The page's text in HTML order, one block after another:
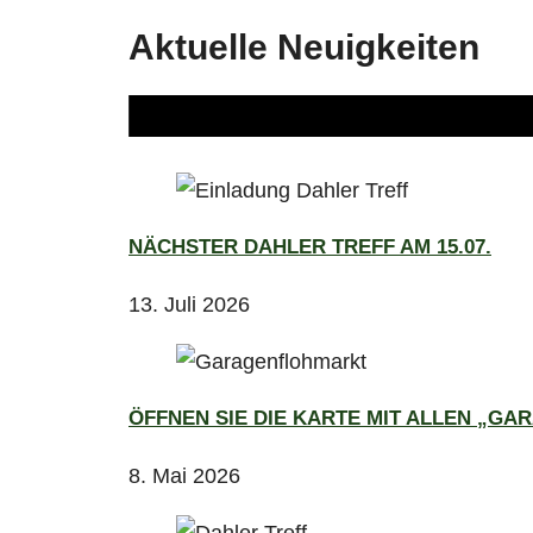
Aktuelle Neuigkeiten
NÄCHSTER DAHLER TREFF AM 15.07.
13. Juli 2026
ÖFFNEN SIE DIE KARTE MIT ALLEN
8. Mai 2026